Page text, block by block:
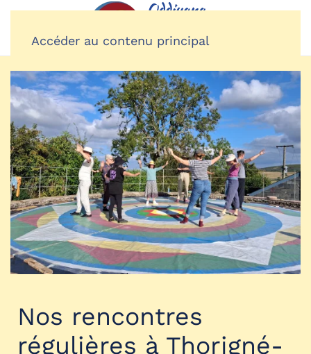
Accéder au contenu principal
Nos rencontres
régulières à Thorigné-